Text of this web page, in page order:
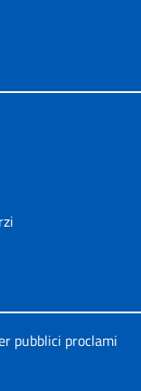
pubblici proclami